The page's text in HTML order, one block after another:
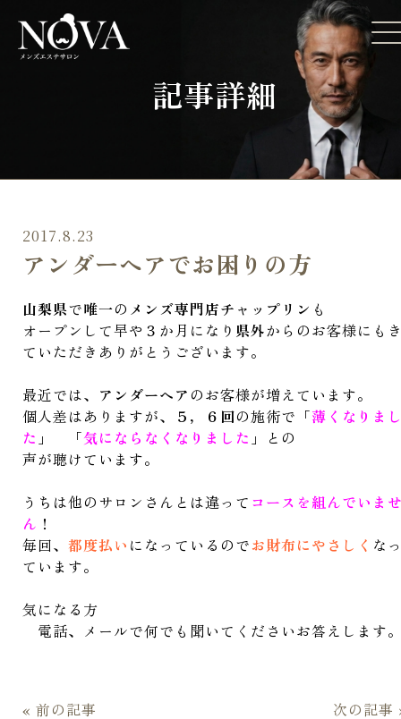
記事詳細
2017.8.23
アンダーヘアでお困りの方
山梨県で唯一の メンズ専門店チャップリン も
オープンして早や３か月になり 県外からのお客様にも
ていただきありがとうございます。
最近では、 アンダーヘア のお客様が増えています。
個人差はありますが、
５，６回の施術で「薄くなりま
た 」 「気にならなくなりました 」との
声が聴けています。
うちは他のサロンさんとは違って コース を組んでいま
ん ！
毎回、 都度払い になっているのでお財布にやさしく な
ています。
気になる方
電話、メールで何でも聞いてくださいお答えします
« 前の記事 次の記事